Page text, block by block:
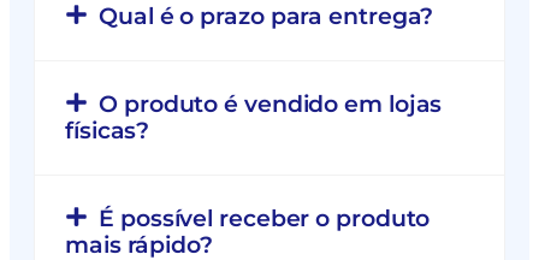
Qual é o prazo para entrega?
O produto é vendido em lojas
físicas?
É possível receber o produto
mais rápido?